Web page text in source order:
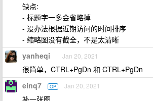
缺点:
- 标题字一多会省略掉
- 没办法根据近期访问的时间排序
- 缩略图没有截全，不是太清晰
yanheqi Jan 20, 2021
很简单，CTRL+PgDn 和 CTRL+PgDn
einq7 OP Jan 20, 2021
补一张图